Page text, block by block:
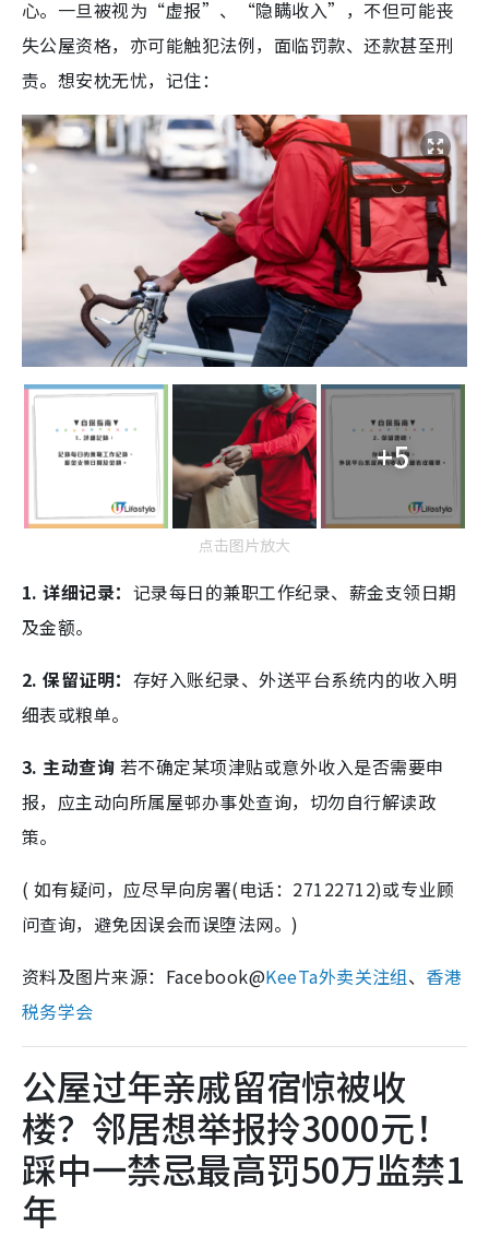
心。一旦被视为“虚报”、“隐瞒收入”，不但可能丧
失公屋资格，亦可能触犯法例，面临罚款、还款甚至刑
责。想安枕无忧，记住：
+5
点击图片放大
1. 详细记录： 记录每日的兼职工作纪录、薪金支领日期
及金额。
2. 保留证明： 存好入账纪录、外送平台系统内的收入明
细表或粮单。
3. 主动查询 若不确定某项津贴或意外收入是否需要申
报，应主动向所属屋邨办事处查询，切勿自行解读政
策。
( 如有疑问，应尽早向房署(电话：27122712)或专业顾
问查询，避免因误会而误堕法网。)
资料及图片来源：Facebook@KeeTa外卖关注组、 香港
税务学会
公屋过年亲戚留宿惊被收
楼？邻居想举报拎3000元！
踩中一禁忌最高罚50万监禁1
年